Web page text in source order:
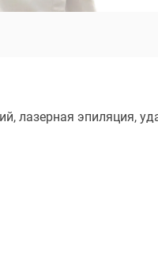
лазерная эпиляция,